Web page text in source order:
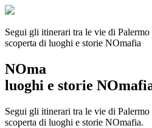
Segui gli itinerari tra le vie di
scoperta di luoghi e storie NOmafia
NOma
luoghi e storie
Segui gli itinerari tra le vie di
scoperta di luoghi e storie NOmafia.